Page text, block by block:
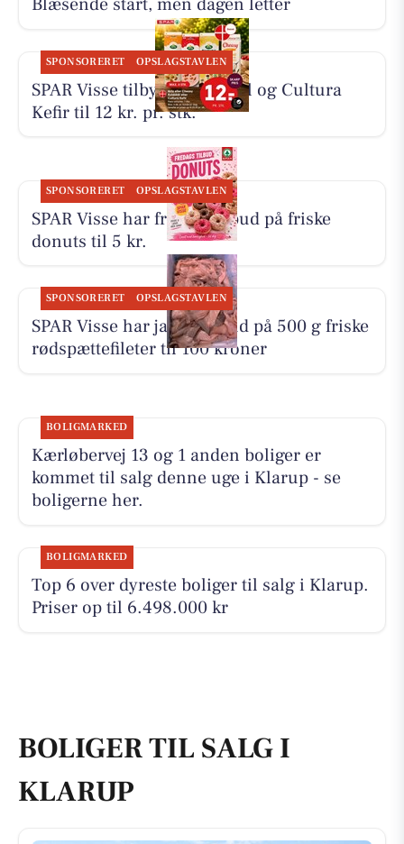
Blæsende start, men dagen letter
SPONSORERET OPSLAGSTAVLEN
SPAR Visse tilbyder koldskål og Cultura
Kefir til 12 kr. pr. stk.
SPONSORERET OPSLAGSTAVLEN
SPAR Visse har fredagstilbud på friske
donuts til 5 kr.
SPONSORERET OPSLAGSTAVLEN
SPAR Visse har ja tak-tilbud på 500 g friske
rødspættefileter til 100 kroner
BOLIGMARKED
Kærløbervej 13 og 1 anden boliger er
kommet til salg denne uge i Klarup - se
boligerne her.
BOLIGMARKED
Top 6 over dyreste boliger til salg i Klarup.
Priser op til 6.498.000 kr
BOLIGER TIL SALG I
KLARUP